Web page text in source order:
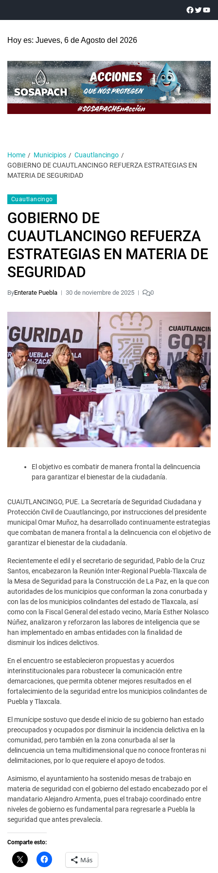
Hoy es: Jueves, 6 de Agosto del 2026
Home Municipios
Cuautlancingo
GOBIERNO DE CUAUTLANCINGO REFUERZA ESTRATEGIAS EN
MATERIA DE SEGURIDAD
Cuautlancingo
GOBIERNO DE
CUAUTLANCINGO REFUERZA
ESTRATEGIAS EN MATERIA DE
SEGURIDAD
ByEnterate Puebla 30 de noviembre de 2025 0
El objetivo es combatir de manera frontal la delincuencia
para garantizar el bienestar de la ciudadanía.
CUAUTLANCINGO, PUE. La Secretaría de Seguridad Ciudadana y
Protección Civil de Cuautlancingo, por instrucciones del presidente
municipal Omar Muñoz, ha desarrollado continuamente estrategias
que combatan de manera frontal a la delincuencia con el objetivo de
garantizar el bienestar de la ciudadanía.
Recientemente el edil y el secretario de seguridad, Pablo de la Cruz
Santos, encabezaron la Reunión Inter-Regional Puebla-Tlaxcala de
la Mesa de Seguridad para la Construcción de La Paz, en la que con
autoridades de los municipios que conforman la zona conurbada y
con las de los municipios colindantes del estado de Tlaxcala, así
como con la Fiscal General del estado vecino, María Esther Nolasco
Núñez, analizaron y reforzaron las labores de inteligencia que se
han implementado en ambas entidades con la finalidad de
disminuir los índices delictivos.
En el encuentro se establecieron propuestas y acuerdos
interinstitucionales para robustecer la comunicación entre
demarcaciones, que permita obtener mejores resultados en el
fortalecimiento de la seguridad entre los municipios colindantes de
Puebla y Tlaxcala.
El munícipe sostuvo que desde el inicio de su gobierno han estado
preocupados y ocupados por disminuir la incidencia delictiva en la
comunidad, pero también en la zona conurbada al ser la
delincuencia un tema multidimensional que no conoce fronteras ni
delimitaciones, por lo que requiere el apoyo de todos.
Asimismo, el ayuntamiento ha sostenido mesas de trabajo en
materia de seguridad con el gobierno del estado encabezado por el
mandatario Alejandro Armenta, pues el trabajo coordinado entre
niveles de gobierno es fundamental para regresarle a Puebla la
seguridad que antes prevalecía.
Comparte esto:
C
l
H
a Más